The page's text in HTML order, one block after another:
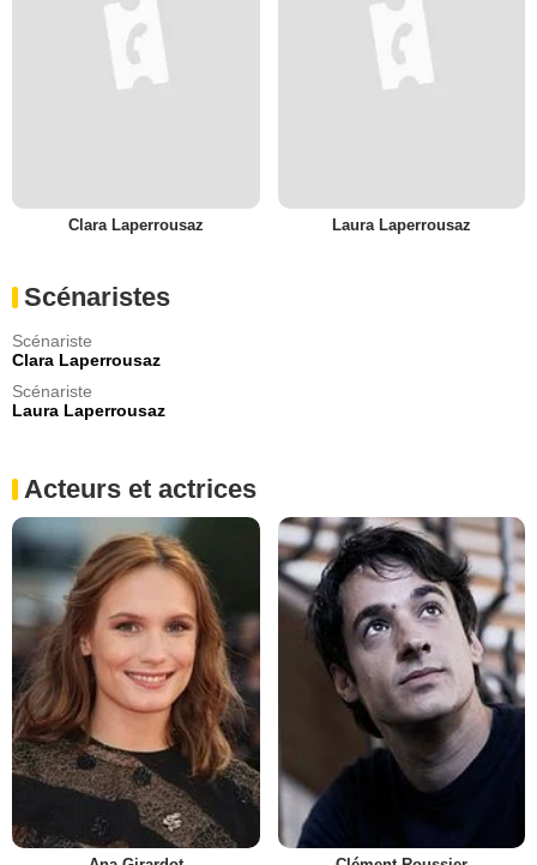
Clara Laperrousaz Laura Laperrousaz
Scénaristes
Scénariste
Clara Laperrousaz
Scénariste
Laura Laperrousaz
Acteurs et actrices